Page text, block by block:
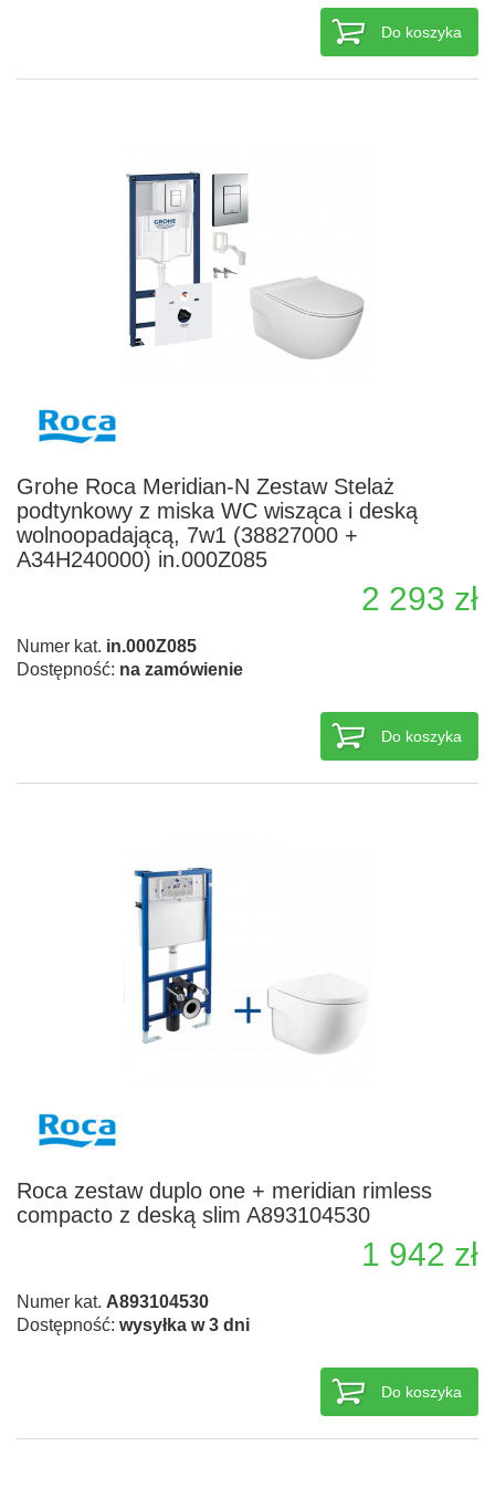
Do koszyka
Grohe Roca Meridian-N Zestaw Stelaż
podtynkowy z miska WC wisząca i deską
wolnoopadającą, 7w1 (38827000 +
A34H240000) in.000Z085
2 293 zł
Numer kat. in.000Z085
Dostępność: na zamówienie
Do koszyka
Roca zestaw duplo one + meridian rimless
compacto z deską slim A893104530
1 942 zł
Numer kat. A893104530
Dostępność: wysyłka w 3 dni
Do koszyka